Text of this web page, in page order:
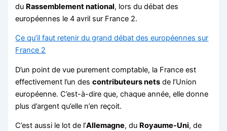
du Rassemblement national, lors du débat des
européennes le 4 avril sur France 2.
Ce qu’il faut retenir du grand débat des européennes sur
France 2
D’un point de vue purement comptable, la France est
effectivement l’un descontributeurs nets de l’Union
européenne. C’est-à-dire que, chaque année, elle donne
plus d’argent qu’elle n’en reçoit.
C’est aussi le lot de l’Allemagne, du Royaume-Uni, de